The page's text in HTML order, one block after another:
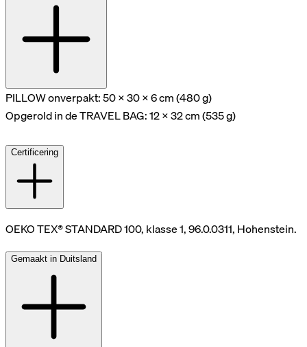
PILLOW onverpakt: 50 x 30 x 6 cm (480 g)
Opgerold in de TRAVEL BAG: 12 x 32 cm (535 g)
Certificering
OEKO TEX® STANDARD 100, klasse 1, 96.0.0311, Hohenstein.
Gemaakt in Duitsland